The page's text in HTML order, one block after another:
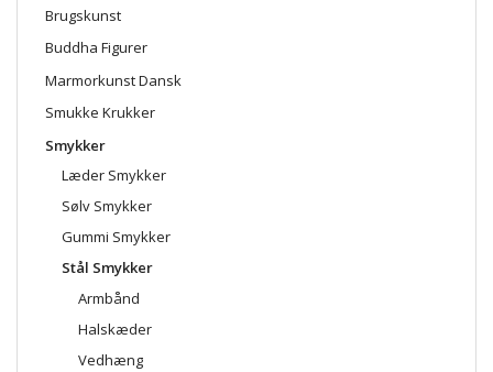
Brugskunst
Buddha Figurer
Marmorkunst Dansk
Smukke Krukker
Smykker
Læder Smykker
Sølv Smykker
Gummi Smykker
Stål Smykker
Armbånd
Halskæder
Vedhæng